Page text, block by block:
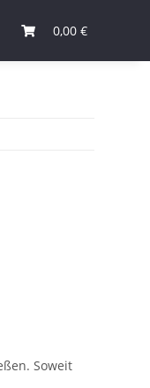
0,00 €
Soweit